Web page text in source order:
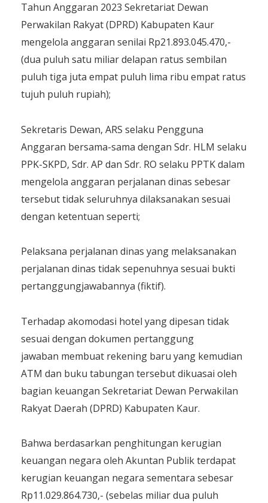
Tahun Anggaran 2023 Sekretariat Dewan
Perwakilan Rakyat (DPRD) Kabupaten Kaur
mengelola anggaran senilai Rp21.893.045.470,-
(dua puluh satu miliar delapan ratus sembilan
puluh tiga juta empat puluh lima ribu empat ratus
tujuh puluh rupiah);
Sekretaris Dewan, ARS selaku Pengguna
Anggaran bersama-sama dengan Sdr. HLM selaku
PPK-SKPD, Sdr. AP dan Sdr. RO selaku PPTK dalam
mengelola anggaran perjalanan dinas sebesar
tersebut tidak seluruhnya dilaksanakan sesuai
dengan ketentuan seperti;
Pelaksana perjalanan dinas yang melaksanakan
perjalanan dinas tidak sepenuhnya sesuai bukti
pertanggungjawabannya (fiktif).
Terhadap akomodasi hotel yang dipesan tidak
sesuai dengan dokumen pertanggung
jawaban membuat rekening baru yang kemudian
ATM dan buku tabungan tersebut dikuasai oleh
bagian keuangan Sekretariat Dewan Perwakilan
Rakyat Daerah (DPRD) Kabupaten Kaur.
Bahwa berdasarkan penghitungan kerugian
keuangan negara oleh Akuntan Publik terdapat
kerugian keuangan negara sementara sebesar
Rp11.029.864.730,- (sebelas miliar dua puluh